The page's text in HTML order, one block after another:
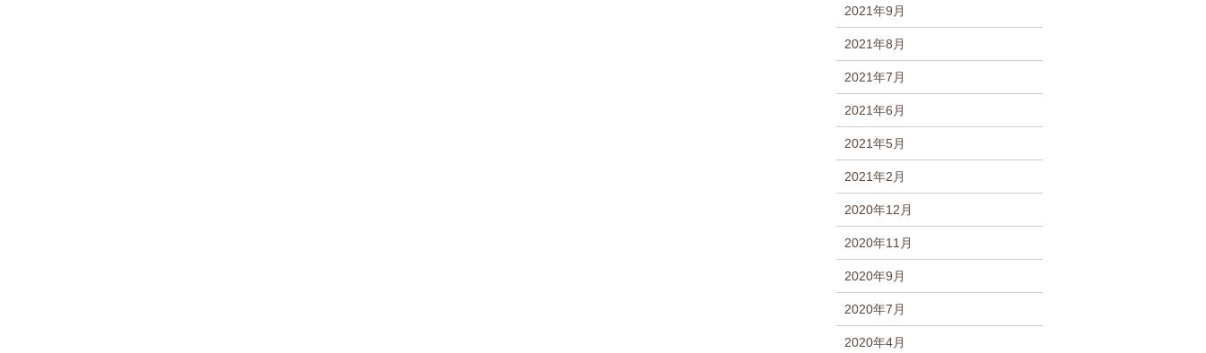
2021年9月
2021年8月
2021年7月
2021年6月
2021年5月
2021年2月
2020年12月
2020年11月
2020年9月
2020年7月
2020年4月